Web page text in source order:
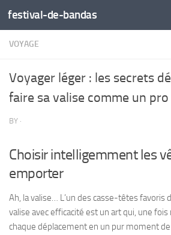
Skip to content
festival-de-bandas
VOYAGE
Voyager léger : les secrets
faire sa valise comme un pro
BY ·
Choisir intelligemment les
emporter
Ah, la valise… L’un des casse-têtes favoris
valise avec efficacité est un art qui, une
chaque déplacement en un pur moment